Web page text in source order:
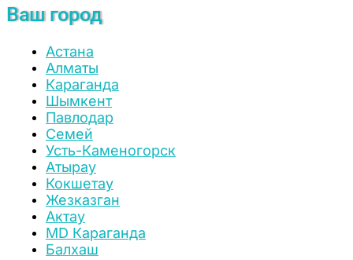
Ваш город
Астана
Алматы
Караганда
Шымкент
Павлодар
Семей
Усть-Каменогорск
Атырау
Кокшетау
Жезказган
Актау
MD Караганда
Балхаш